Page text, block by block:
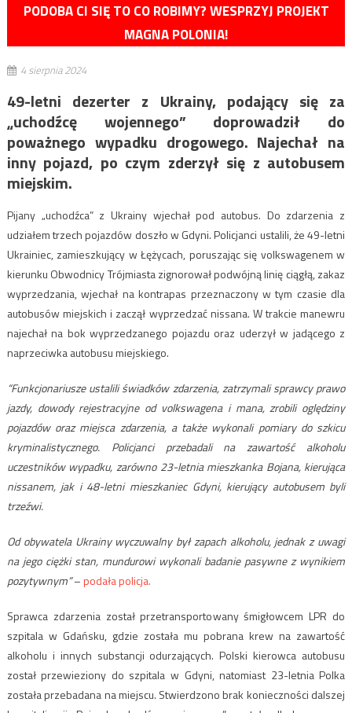
PODOBA CI SIĘ TO CO ROBIMY? WESPRZYJ PROJEKT
MAGNA POLONIA!
4 sierpnia 2024
49-letni dezerter z Ukrainy, podający się za
„uchodźcę wojennego” doprowadził do
poważnego wypadku drogowego. Najechał na
inny pojazd, po czym zderzył się z autobusem
miejskim.
Pijany „uchodźca” z Ukrainy wjechał pod autobus. Do zdarzenia z
udziałem trzech pojazdów doszło w Gdyni. Policjanci ustalili, że 49-letni
Ukrainiec, zamieszkujący w Łężycach, poruszając się volkswagenem w
kierunku Obwodnicy Trójmiasta zignorował podwójną linię ciągłą, zakaz
wyprzedzania, wjechał na kontrapas przeznaczony w tym czasie dla
autobusów miejskich i zaczął wyprzedzać nissana. W trakcie manewru
najechał na bok wyprzedzanego pojazdu oraz uderzył w jadącego z
naprzeciwka autobusu miejskiego.
“Funkcjonariuszeustalili świadków zdarzenia, zatrzymali sprawcy prawo
jazdy, dowody rejestracyjne od volkswagena i mana, zrobili oględziny
pojazdów oraz miejsca zdarzenia, a także wykonali pomiary do szkicu
kryminalistycznego. Policjanciprzebadali na zawartość alkoholu
uczestników wypadku, zarówno 23-letnia mieszkanka Bojana, kierująca
nissanem, jak i 48-letni mieszkaniec Gdyni, kierujący autobusem byli
trzeźwi.
Od obywatela Ukrainy wyczuwalny był zapach alkoholu, jednak z uwagi
na jego ciężki stan, mundurowiwykonali badanie pasywne z wynikiem
pozytywnym”–podała policja.
Sprawca zdarzenia został przetransportowany śmigłowcem LPR do
szpitala w Gdańsku, gdzie zostałamupobrana krew na zawartość
alkoholu i innych substancji odurzających. Polski kierowca autobusu
został przewieziony do szpitala w Gdyni, natomiast 23-letnia Polka
została przebadana na miejscu. Stwierdzono brak konieczności dalszej